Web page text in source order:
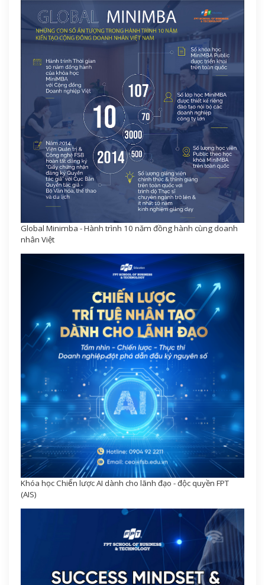
Global Minimba - Hành trình 10 năm đồng hành cùng doanh
nhân Việt
Khóa học Chiến lược AI dành cho lãnh đạo - độc quyền FPT
(AIS)